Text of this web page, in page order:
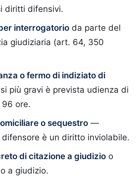
diritti difensivi.
interrogatorio da parte del
giudiziaria (art. 64, 350
o fermo di indiziato di
più gravi è prevista udienza di
ore.
o sequestro —
è un diritto inviolabile.
di citazione a giudizio o
a giudizio.